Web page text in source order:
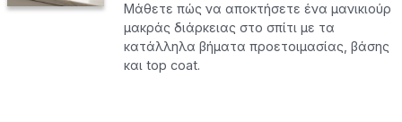
Μάθετε πώς να αποκτήσετε ένα μανικιούρ
μακράς διάρκειας στο σπίτι με τα
κατάλληλα βήματα προετοιμασίας, βάσης
και top coat.